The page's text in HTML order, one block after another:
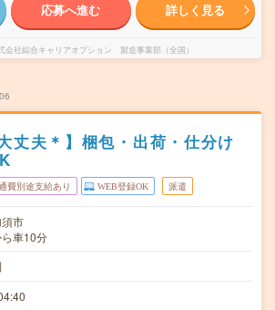
応募へ進む 詳しく見る
会社綜合キャリアオプション 製造事業部（全国）
丈夫＊】梱包・出荷・仕分け
費別途支給あり WEB登録OK 派遣
市
車10分